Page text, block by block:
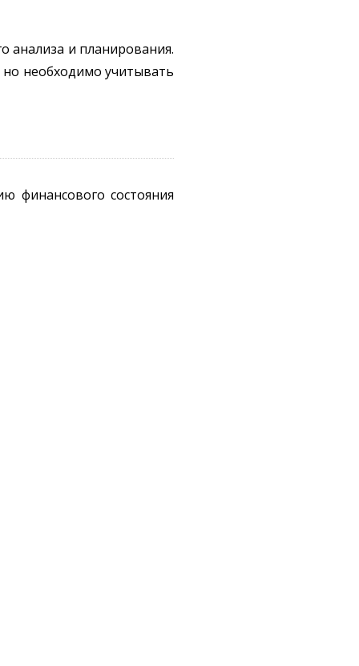
анализа и планирования.
необходимо учитывать
финансового состояния